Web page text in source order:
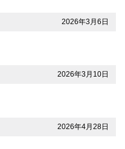
2026年3月6日
2026年3月10日
2026年4月28日